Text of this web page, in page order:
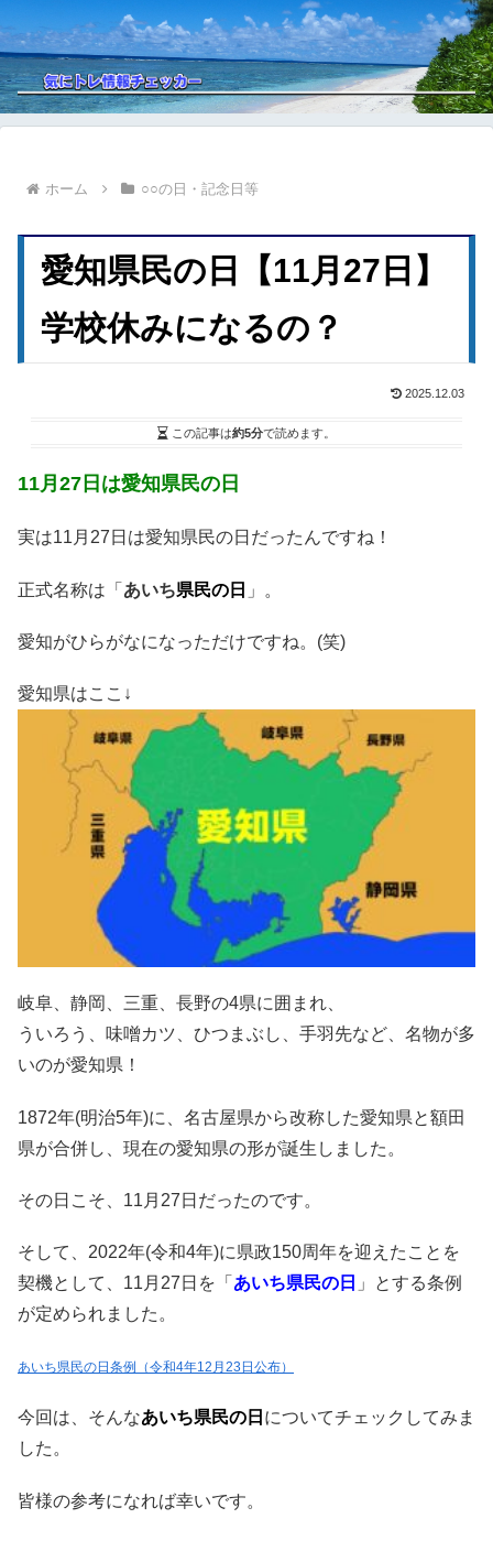
ホーム ○○の日・記念日等
愛知県民の日【11月27日】
学校休みになるの？
2025.12.03
この記事は約5分で読めます。
11月27日は愛知県民の日
実は11月27日は愛知県民の日だったんですね！
正式名称は「 あいち県民の日 」。
愛知がひらがなになっただけですね。(笑)
愛知県はここ↓
岐阜、静岡、三重、長野の4県に囲まれ、
ういろう、味噌カツ、ひつまぶし、手羽先など、名物が多
いのが愛知県！
1872年(明治5年)に、名古屋県から改称した愛知県と額田
県が合併し、現在の愛知県の形が誕生しました。
その日こそ、11月27日だったのです。
そして、2022年(令和4年)に県政150周年を迎えたことを
契機として、11⽉27⽇を「 あいち県⺠の⽇ 」とする条例
が定められました。
あいち県民の日条例（令和4年12月23日公布）
今回は、そんなあいち県民の日 についてチェックしてみま
した。
皆様の参考になれば幸いです。